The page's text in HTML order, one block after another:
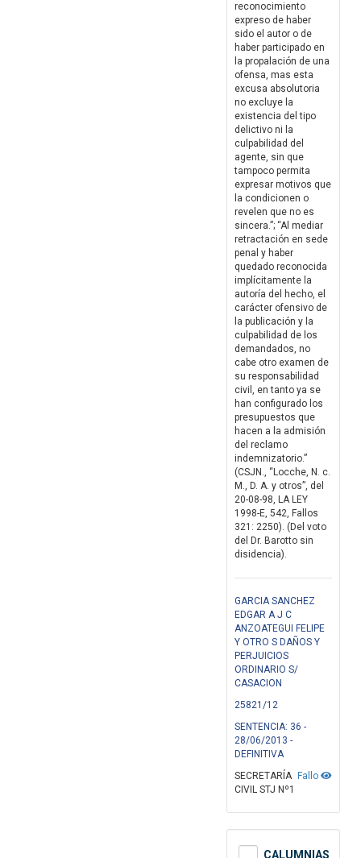
reconocimiento
expreso de haber
sido el autor o de
haber participado en
la propalación de una
ofensa, mas esta
excusa absolutoria
no excluye la
existencia del tipo
delictivo ni la
culpabilidad del
agente, sin que
tampoco permita
expresar motivos que
la condicionen o
revelen que no es
sincera.”; “Al mediar
retractación en sede
penal y haber
quedado reconocida
implícitamente la
autoría del hecho, el
carácter ofensivo de
la publicación y la
culpabilidad de los
demandados, no
cabe otro examen de
su responsabilidad
civil, en tanto ya se
han configurado los
presupuestos que
hacen a la admisión
del reclamo
indemnizatorio.”
(CSJN., “Locche, N. c.
M., D. A. y otros”, del
20-08-98, LA LEY
1998-E, 542, Fallos
321: 2250). (Del voto
del Dr. Barotto sin
disidencia).
GARCIA SANCHEZ
EDGAR A J C
ANZOATEGUI FELIPE
Y OTRO S DAÑOS Y
PERJUICIOS
ORDINARIO S/
CASACION
25821/12
SENTENCIA: 36 -
28/06/2013 -
DEFINITIVA
Fallo
SECRETARÍA
CIVIL STJ Nº1
CALUMNIAS